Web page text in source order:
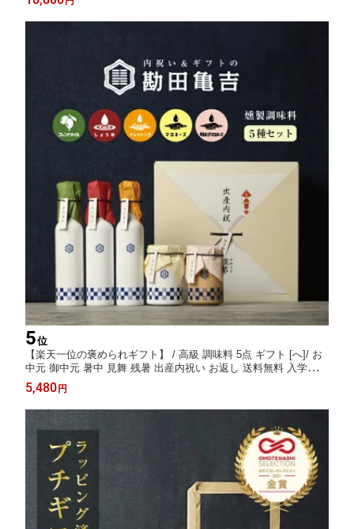
新築祝い お礼 10000円 ギフトセット おしゃれ 高級感 人気
5位
【楽天一位の褒められギフト】 / 高級 調味料 5点 ギフト [へ]/ お
中元 御中元 暑中 見舞 残暑 出産内祝い お返し 送料無料 入学内祝
い 内祝い 出産祝い 結婚内祝い 結婚祝い 出産 結婚 新築内祝い 新
築祝い お礼 5000円 ギフトセット おしゃれ 高級感 人気
5,480 円